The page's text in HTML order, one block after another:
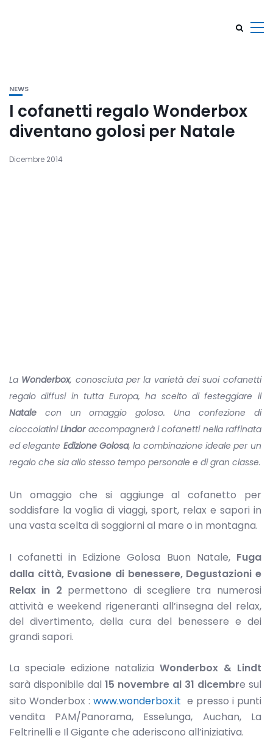
NEWS
I cofanetti regalo Wonderbox
diventano golosi per Natale
Dicembre 2014
La Wonderbox, conosciuta per la varietà dei suoi cofanetti
regalo diffusi in tutta Europa, ha scelto di festeggiare il
Natale con un omaggio goloso. Una confezione di
cioccolatiniLindoraccompagnerà i cofanetti nella raffinata
ed elegante Edizione Golosa, la combinazione ideale per un
regalo che sia allo stesso tempo personale e di gran classe.
Un omaggio che si aggiunge al cofanetto per
soddisfare la voglia di viaggi, sport, relax e sapori in
una vasta scelta di soggiorni al mare o in montagna.
I cofanetti in Edizione Golosa Buon Natale, Fuga
dalla città, Evasione di benessere, Degustazioni e
Relax in 2 permettono di scegliere tra numerosi
attività e weekend rigeneranti all’insegna del relax,
del divertimento, della cura del benessere e dei
grandi sapori.
La speciale edizione nataliziaWonderbox & Lindt
sarà disponibile dal 15 novembre al 31 dicembre sul
sito Wonderbox : www.wonderbox.it e presso i punti
vendita PAM/Panorama, Esselunga, Auchan, La
Feltrinelli e Il Gigante che aderiscono all’iniziativa.